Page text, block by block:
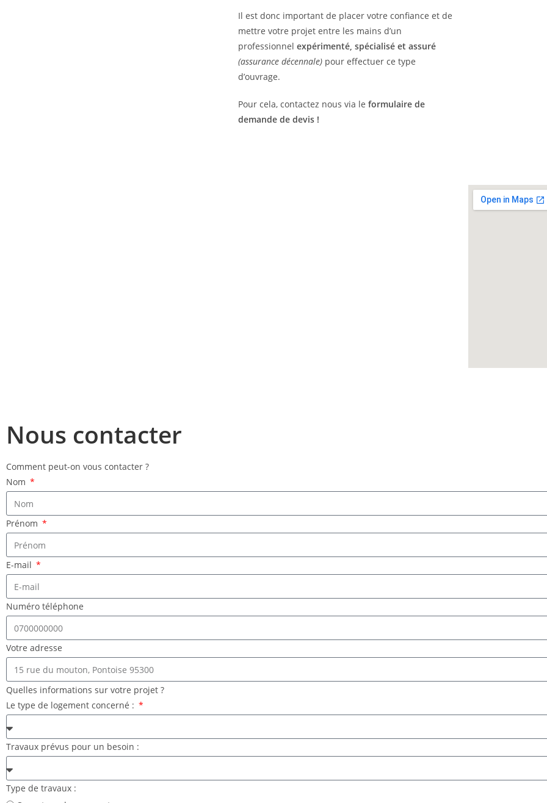
Il est donc important de placer votre confiance et de
mettre votre projet entre les mains d’un
professionnel expérimenté, spécialisé et assuré
(assurance décennale)pour effectuer ce type
d’ouvrage.
Pour cela, contactez nous via le formulaire de
demande de devis !
Nous contacter
Comment peut-on vous contacter ?
Nom
Prénom
E-mail
Numéro téléphone
Votre adresse
Quelles informations sur votre projet ?
Le type de logement concerné :
Travaux prévus pour un besoin :
Type de travaux :